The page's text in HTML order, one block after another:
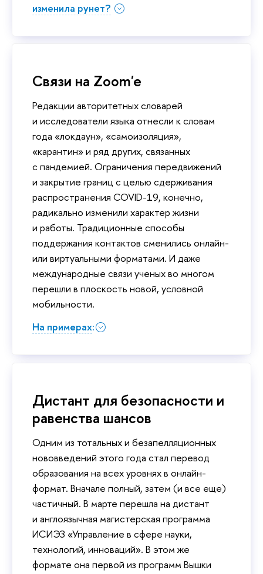
изменила рунет?
Связи на Zoom'e
Редакции авторитетных словарей
и исследователи языка отнесли к словам
года «локдаун», «самоизоляция»,
«карантин» и ряд других, связанных
с пандемией. Ограничения передвижений
и закрытие границ с целью сдерживания
распространения COVID-19, конечно,
радикально изменили характер жизни
и работы. Традиционные способы
поддержания контактов сменились онлайн-
или виртуальными форматами. И даже
международные связи ученых во многом
перешли в плоскость новой, условной
мобильности.
На примерах:
Дистант для безопасности и
равенства шансов
Одним из тотальных и безапелляционных
нововведений этого года стал перевод
образования на всех уровнях в онлайн-
формат. Вначале полный, затем (и все еще)
частичный. В марте перешла на дистант
и англоязычная магистерская программа
ИСИЭЗ «Управление в сфере науки,
технологий, инноваций». В этом же
формате она первой из программ Вышки